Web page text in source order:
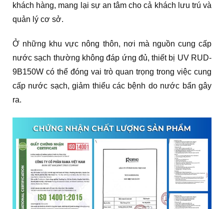
khách hàng, mang lại sự an tâm cho cả khách lưu trú và
quản lý cơ sở.
Ở những khu vực nông thôn, nơi mà nguồn cung cấp
nước sạch thường không đáp ứng đủ, thiết bị UV RUD-
9B150W có thể đóng vai trò quan trọng trong việc cung
cấp nước sạch, giảm thiểu các bệnh do nước bẩn gây
ra.